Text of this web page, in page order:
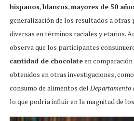
hispanos,blancos,mayores de 50
generalización de los resultados a otras
diversas en términos raciales y etarios.
observa que los participantes
cantidad de chocolateen
obtenidos en otras investigaciones,
consumo de alimentos del Departamento
lo que podría influir en la magnitud de